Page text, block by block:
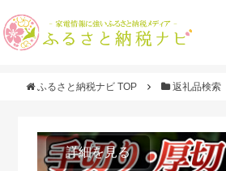
ふるさと納税ナビ TOP 返礼品検索
詳細を見る